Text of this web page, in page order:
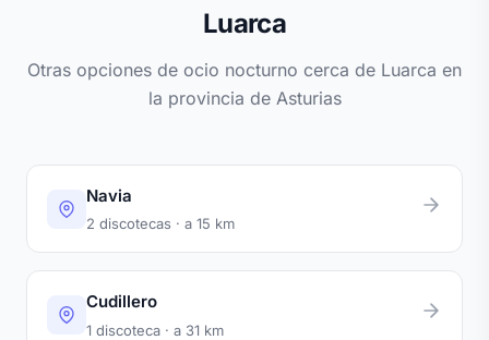
Luarca
Otras opciones de ocio nocturno cerca de Luarca en
la provincia de Asturias
Navia
2 discotecas · a 15 km
Cudillero
1 discoteca · a 31 km